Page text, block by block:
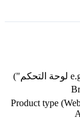
Product type